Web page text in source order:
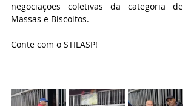
negociações coletivas da categoria de
Massas e Biscoitos.
Conte com o STILASP!